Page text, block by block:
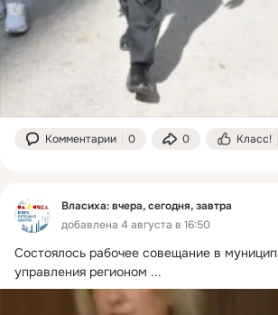
Комментарии 0 0 Класс!
Власиха: вчера, сегодня, завтра
добавлена 4 августа в 16:50
Состоялось рабочее совещание в
управления регионом ...